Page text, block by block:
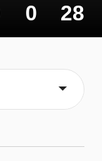
0 28